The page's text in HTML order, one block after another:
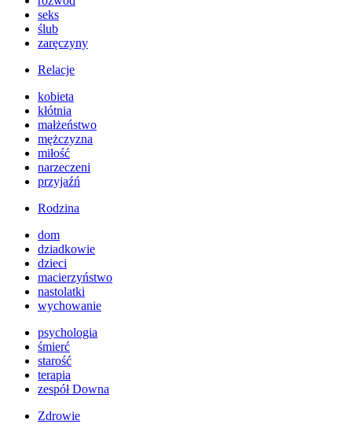
seks
ślub
zaręczyny
Relacje
kobieta
kłótnia
małżeństwo
mężczyzna
miłość
narzeczeni
przyjaźń
Rodzina
dom
dziadkowie
dzieci
macierzyństwo
nastolatki
wychowanie
psychologia
śmierć
starość
terapia
zespół Downa
Zdrowie